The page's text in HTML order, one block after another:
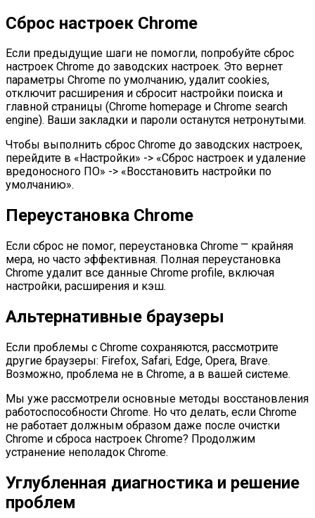
Сброс настроек Chrome
Если предыдущие шаги не помогли, попробуйте сброс
настроек Chrome до заводских настроек. Это вернет
параметры Chrome по умолчанию, удалит cookies,
отключит расширения и сбросит настройки поиска и
главной страницы (Chrome homepage и Chrome search
engine). Ваши закладки и пароли останутся нетронутыми.
Чтобы выполнить сброс Chrome до заводских настроек,
перейдите в «Настройки» -> «Сброс настроек и удаление
вредоносного ПО» -> «Восстановить настройки по
умолчанию».
Переустановка Chrome
Если сброс не помог, переустановка Chrome ⎻ крайняя
мера, но часто эффективная. Полная переустановка
Chrome удалит все данные Chrome profile, включая
настройки, расширения и кэш.
Альтернативные браузеры
Если проблемы с Chrome сохраняются, рассмотрите
другие браузеры: Firefox, Safari, Edge, Opera, Brave.
Возможно, проблема не в Chrome, а в вашей системе.
Мы уже рассмотрели основные методы восстановления
работоспособности Chrome. Но что делать, если Chrome
не работает должным образом даже после очистки
Chrome и сброса настроек Chrome? Продолжим
устранение неполадок Chrome.
Углубленная диагностика и решение
проблем